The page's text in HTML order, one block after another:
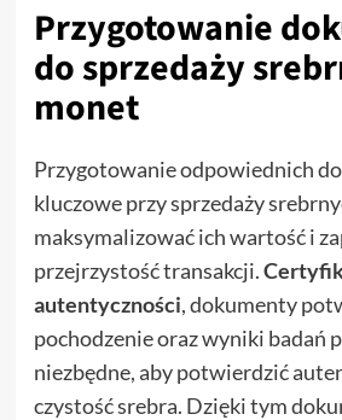
Przygotowanie
do sprzedaży
monet
Przygotowanie odpowiednich
kluczowe przy sprzedaży
maksymalizować ich wartość i
przejrzystość transakcji.
autentyczności, dokumenty
pochodzenie oraz wyniki badań
niezbędne, aby potwierdzić
czystość srebra. Dzięki tym